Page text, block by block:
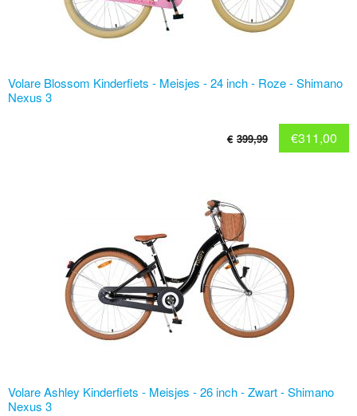
Volare Blossom Kinderfiets - Meisjes - 24 inch - Roze - Shimano
Nexus 3
€ 399,99 €311,00
Volare Ashley Kinderfiets - Meisjes - 26 inch - Zwart - Shimano
Nexus 3